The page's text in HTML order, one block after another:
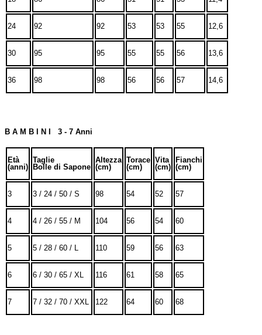
24 92 92 53 53 55 12,6
30 95 95 55 55 56 13,6
36 98 98 56 56 57 14,6
B A M B I N I 3 - 7 Anni
Età
(anni)
Taglie
Bolle di Sapone
Altezza
(cm)
Torace
(cm)
Vita
(cm)
Fianchi
(cm)
3 3 / 24 / 50 / S 98 54 52 57
4 4 / 26 / 55 / M 104 56 54 60
5 5 / 28 / 60 / L 110 59 56 63
6 6 / 30 / 65 / XL 116 61 58 65
7 7 / 32 / 70 / XXL 122 64 60 68